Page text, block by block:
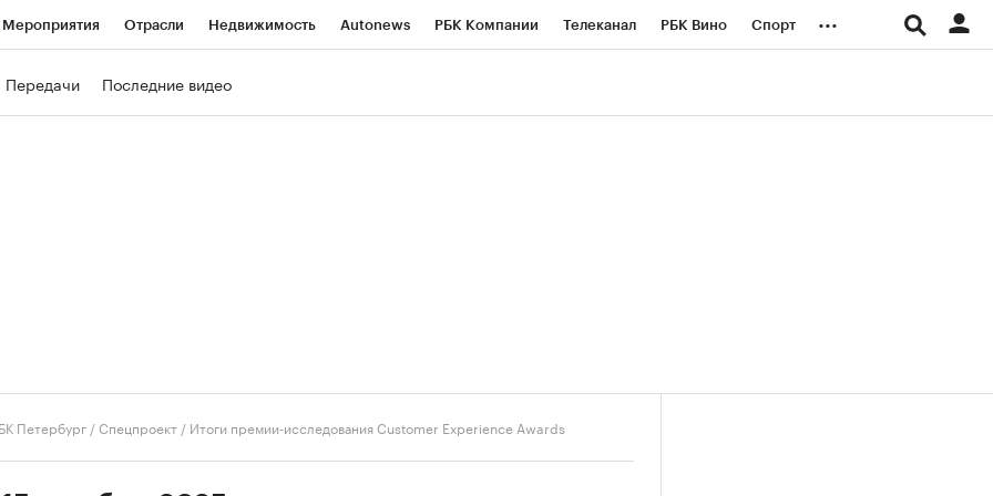
Мероприятия Отрасли Недвижимость Autonews РБК Компании Телеканал РБК Вино Спорт ...
Передачи Последние видео
Петербург / Спецпроект / Итоги премии-исследования Customer Experience Awards